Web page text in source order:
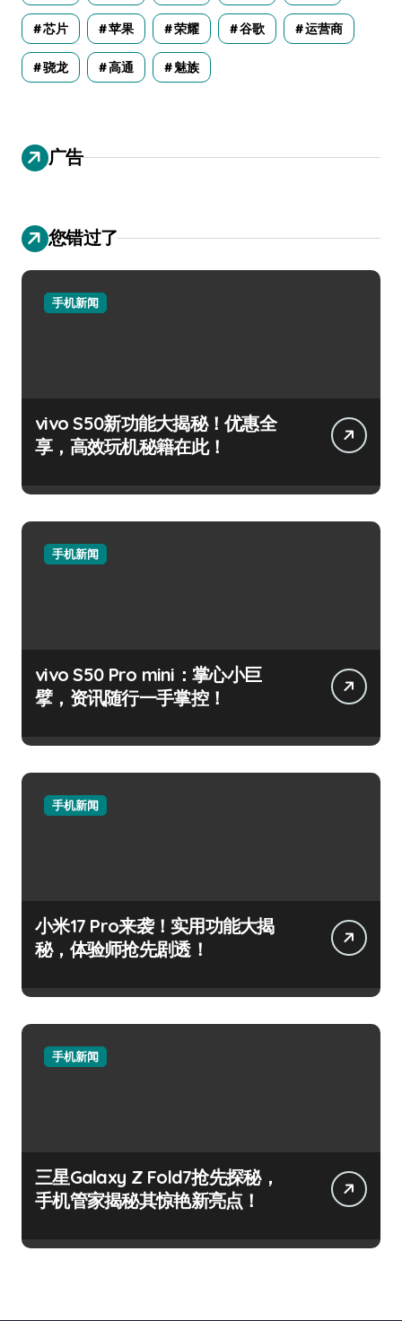
芯片 苹果 荣耀 谷歌 运营商
骁龙 高通 魅族
广告
您错过了
手机新闻
vivo S50新功能大揭秘！优惠全
享，高效玩机秘籍在此！
手机新闻
vivo S50 Pro mini：掌心小巨
擘，资讯随行一手掌控！
手机新闻
小米17 Pro来袭！实用功能大揭
秘，体验师抢先剧透！
手机新闻
三星Galaxy Z Fold7抢先探秘，
手机管家揭秘其惊艳新亮点！